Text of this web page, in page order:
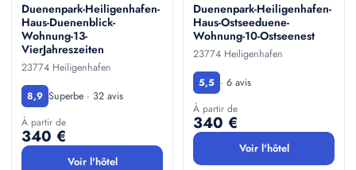
Duenenpark-Heiligenhafen-
Haus-Duenenblick-
Wohnung-13-
VierJahreszeiten
23774 Heiligenhafen
8,9 Superbe · 32 avis
À partir de
340 €
Voir l'hôtel
Duenenpark-Heiligenhafen-
Haus-Ostseeduene-
Wohnung-10-Ostseenest
23774 Heiligenhafen
5,5 · 6 avis
À partir de
340 €
Voir l'hôtel